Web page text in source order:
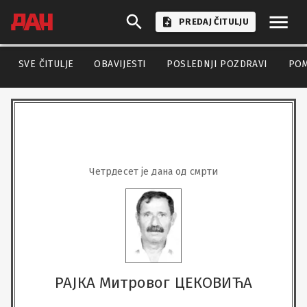
PREDAJ ČITULJU
SVE ČITULJE OBAVIJESTI POSLEDNJI POZDRAVI
Четрдесет је дана од смрти
РАЈКА Митровог ЦЕКОВИЋА